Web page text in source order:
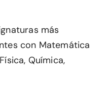
más
con Matemática
Química,